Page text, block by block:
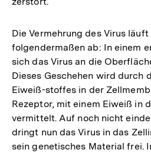
Die Vermehrung des Virus
folgendermaßen ab: In einem
sich das Virus an die
Dieses Geschehen wird durch
Eiweiß-stoffes in der
Rezeptor, mit einem Eiweiß in
vermittelt. Auf noch nicht
dringt nun das Virus in das
sein genetisches Material frei.